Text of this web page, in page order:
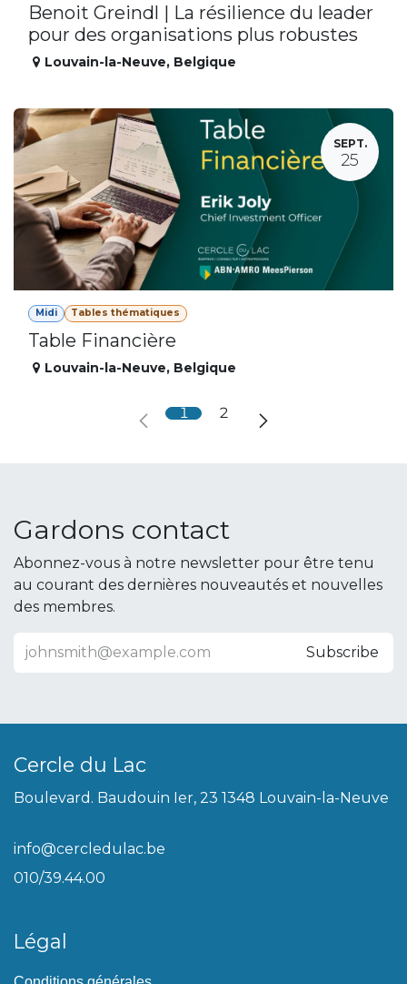
Benoit Greindl | La résilience du leader
pour des organisations plus robustes
Louvain-la-Neuve, Belgique
SEPT.
25
Midi Tables thématiques
Table Financière
Louvain-la-Neuve, Belgique
1 2
Gardons contact
Abonnez-vous à notre newsletter pour être tenu
au courant des dernières nouveautés et nouvelles
des membres.
Subscribe
Cercle du Lac
Boulevard. Baudouin Ier, 23 1348 Louvain-la-Neuve
info@cercledulac.be
010/39.44.00
Légal